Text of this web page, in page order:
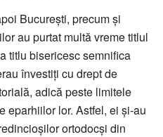
București, precum și
au purtat multă vreme titlul
titlu bisericesc semnifica
învestiți cu drept de
adică peste limitele
eparhiilor lor. Astfel, ei și-au
ortodocși din